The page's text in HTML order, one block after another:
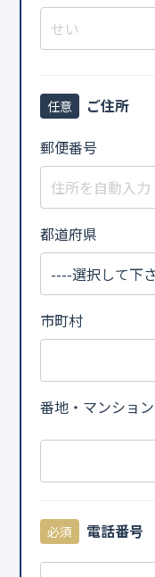
任意
ご住所
郵便番号
都道府県
市町村
番地・マンショ
必須 電話番号